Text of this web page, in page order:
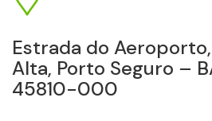
Estrada do
Alta, Porto Seguro –
45810-000